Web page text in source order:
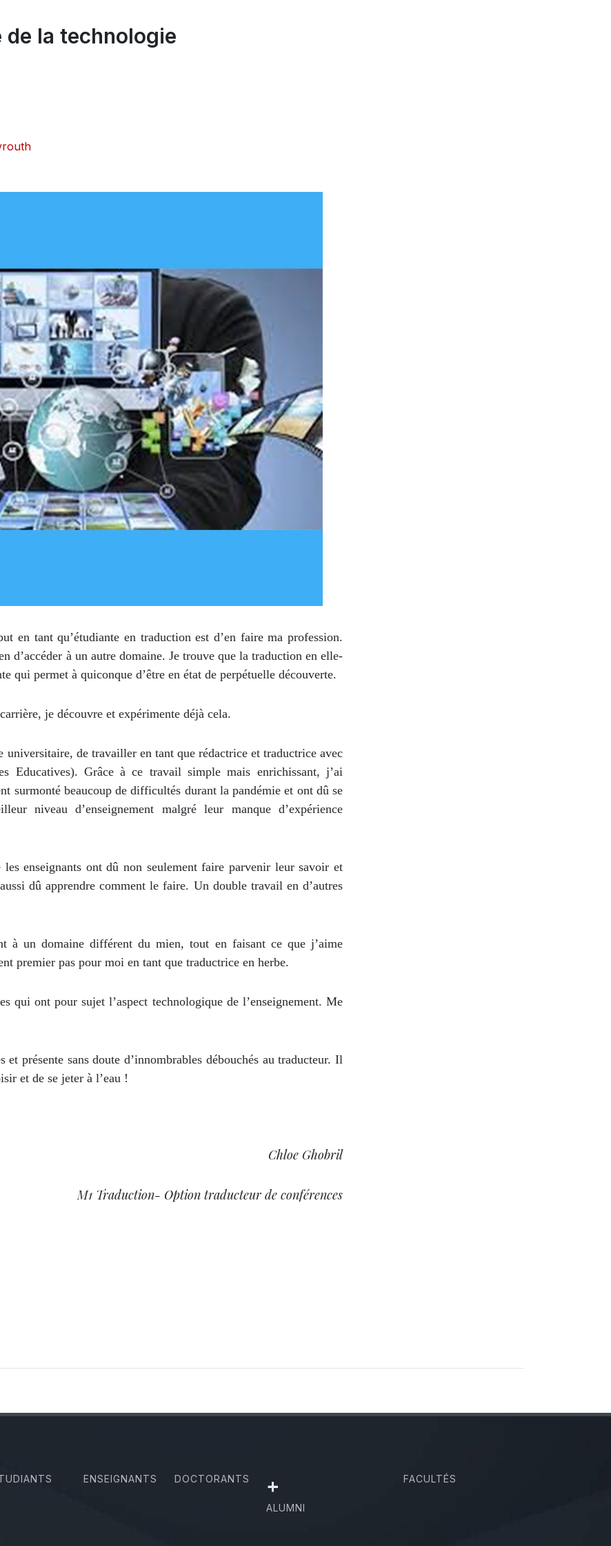
la technologie
en tant qu’étudiante en traduction est d’en faire ma profession.
d’accéder à un autre domaine. Je trouve que la traduction en elle-
qui permet à quiconque d’être en état de perpétuelle découverte.
je découvre et expérimente déjà cela.
universitaire, de travailler en tant que rédactrice et traductrice avec
Educatives). Grâce à ce travail simple mais enrichissant, j’ai
surmonté beaucoup de difficultés durant la pandémie et ont dû se
niveau d’enseignement malgré leur manque d’expérience
enseignants ont dû non seulement faire parvenir leur savoir et
dû apprendre comment le faire. Un double travail en d’autres
à un domaine différent du mien, tout en faisant ce que j’aime
premier pas pour moi en tant que traductrice en herbe.
qui ont pour sujet l’aspect technologique de l’enseignement. Me
présente sans doute d’innombrables débouchés au traducteur. Il
et de se jeter à l’eau !
Chloe Ghobril
M1 Traduction- Option traducteur de conférences
ENSEIGNANTS DOCTORANTS +
ALUMNI
FACULTÉS